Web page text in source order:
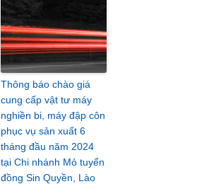
Thông báo chào giá
cung cấp vật tư máy
nghiền bi, máy đập côn
phục vụ sản xuất 6
tháng đầu năm 2024
tại Chi nhánh Mỏ tuyển
đồng Sin Quyền, Lào